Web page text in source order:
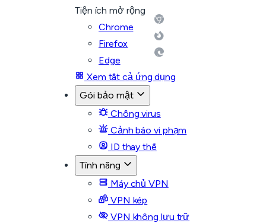
Tiện ích mở rộng
Chrome
Firefox
Edge
Xem tất cả ứng dụng
Gói bảo mật
Chống virus
Cảnh báo vi phạm
ID thay thế
Tính năng
Máy chủ VPN
VPN kép
VPN không lưu trữ